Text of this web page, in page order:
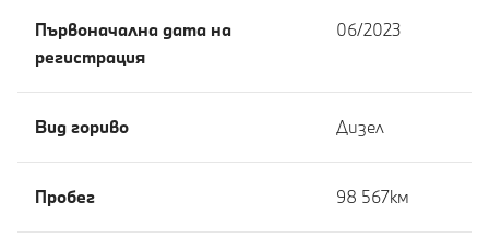
Първоначална дата на
регистрация
06/2023
Вид гориво Дизел
Пробег 98 567км